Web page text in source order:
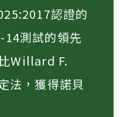
認證的
14測試的領先
Willard F.
法，獲得諾貝